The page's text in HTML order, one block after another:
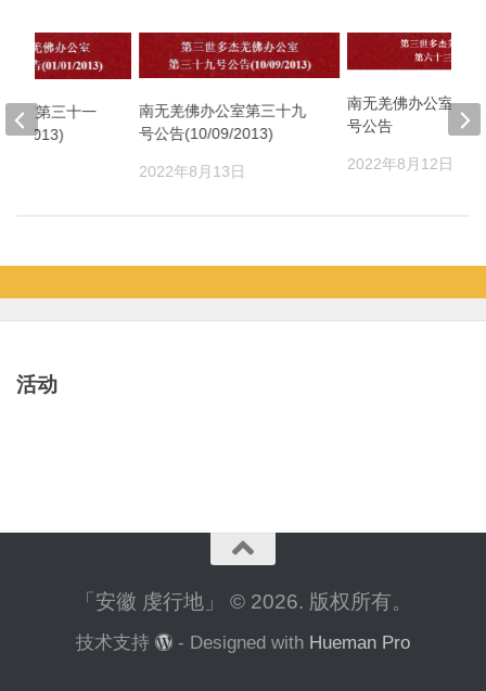
南无羌佛办公室第三十九
号公告(10/09/2013)
2022年8月13日
南无羌佛办公室 第
号公告
2022年8月12日
公室第三十一
2013)
活动
「安徽 虔行地」 © 2026. 版权所有。
技术支持 - Designed with Hueman Pro